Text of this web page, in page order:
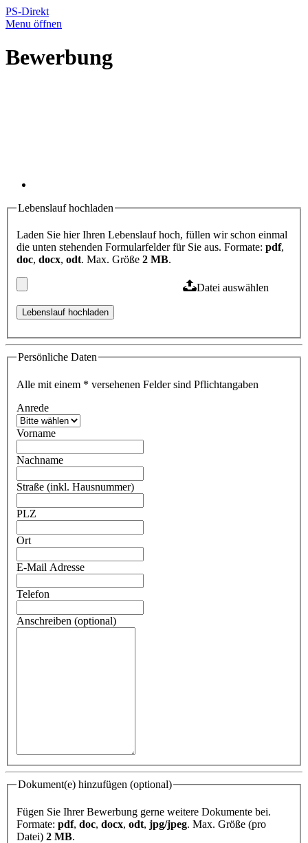
PS-Direkt
Menu öffnen
Bewerbung
Lebenslauf hochladen
Laden Sie hier Ihren Lebenslauf hoch, füllen wir schon einmal
die unten stehenden Formularfelder für Sie aus. Formate: pdf,
doc, docx, odt. Max. Größe 2 MB.
Datei auswählen
Persönliche Daten
Alle mit einem * versehenen Felder sind Pflichtangaben
Anrede
Vorname
Nachname
Straße (inkl. Hausnummer)
PLZ
Ort
E-Mail Adresse
Telefon
Anschreiben (optional)
Dokument(e) hinzufügen (optional)
Fügen Sie Ihrer Bewerbung gerne weitere Dokumente bei.
Formate: pdf, doc, docx, odt, jpg/jpeg. Max. Größe (pro
Datei) 2 MB.